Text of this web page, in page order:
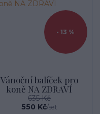
- 13 %
Vánoční balíček pro
koně NA ZDRAVÍ
635 Kč
550 Kč/set